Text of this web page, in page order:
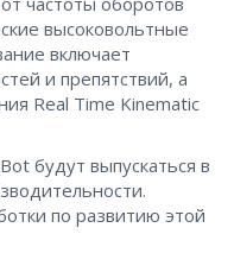
высоковольтные
включает
и препятствий, а
Real Time Kinematic
будут выпускаться в
по развитию этой